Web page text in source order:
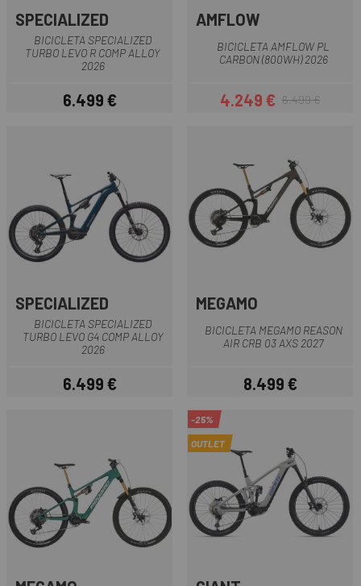
SPECIALIZED
BICICLETA SPECIALIZED
TURBO LEVO R COMP ALLOY
2026
Preu
6.499 €
AMFLOW
BICICLETA AMFLOW PL
CARBON (800WH) 2026
Preu
4.249 €Preu regular
6.499 €
SPECIALIZED
BICICLETA SPECIALIZED
TURBO LEVO G4 COMP ALLOY
2026
Preu
6.499 €
MEGAMO
BICICLETA MEGAMO REASON
AIR CRB 03 AXS 2027
Preu
8.499 €
-25%
OUTLET